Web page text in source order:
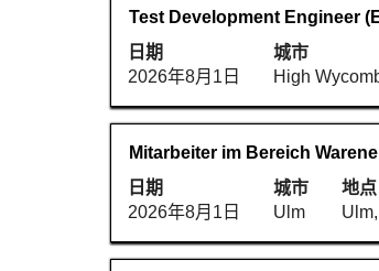
完
整
内
看
位
信
息
完
整
内
行
选
择
查
看
位
信
息
职
务
Test Development Engineer
日期
2026年8月1日
城市
High
使
用
空
格
键
行
选
择
查
职
务
Mitarbeiter im Bereich
日期
2026年8月1日
城市
Ulm
地点
使
用
空
格
键